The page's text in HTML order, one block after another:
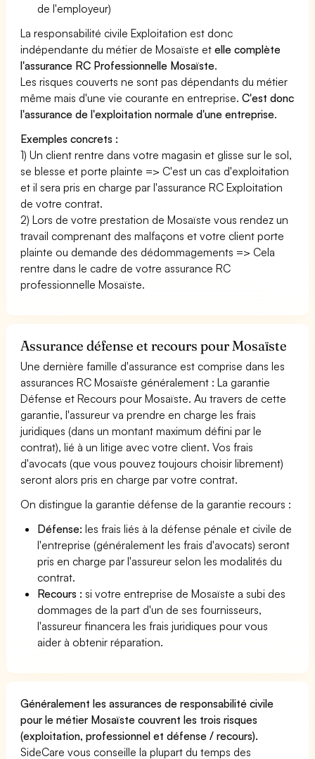
de l'employeur)
La responsabilité civile Exploitation est donc
indépendante du métier de Mosaïste etelle complète
l'assurance RC Professionnelle Mosaïste.
Les risques couverts ne sont pas dépendants du métier
même mais d'une vie courante en entreprise.C'est donc
l'assurance de l'exploitation normale d'une entreprise.
Exemples concrets :
1) Un client rentre dans votre magasin et glisse sur le sol,
se blesse et porte plainte => C'est un cas d'exploitation
et il sera pris en charge par l'assurance RC Exploitation
de votre contrat.
2) Lors de votre prestation de Mosaïste vous rendez un
travail comprenant des malfaçons et votre client porte
plainte ou demande des dédommagements => Cela
rentre dans le cadre de votre assurance RC
professionnelle Mosaïste.
Assurance défense et recours pour Mosaïste
Une dernière famille d'assurance est comprise dans les
assurances RC Mosaïste généralement : La garantie
Défense et Recours pour Mosaïste. Au travers de cette
garantie, l'assureur va prendre en charge les frais
juridiques (dans un montant maximum défini par le
contrat), lié à un litige avec votre client. Vos frais
d'avocats (que vous pouvez toujours choisir librement)
seront alors pris en charge par votre contrat.
On distingue la garantie défense de la garantie recours :
Défense: les frais liés à la défense pénale et civile de
l'entreprise (généralement les frais d'avocats) seront
pris en charge par l'assureur selon les modalités du
contrat.
Recours : si votre entreprise de Mosaïste a subi des
dommages de la part d'un de ses fournisseurs,
l'assureur financera les frais juridiques pour vous
aider à obtenir réparation.
Généralement les assurances de responsabilité civile
pour le métier Mosaïste couvrent les trois risques
(exploitation, professionnel et défense / recours).
SideCare vous conseille la plupart du temps des